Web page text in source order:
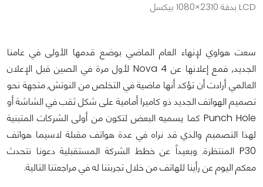
LCD بدقة 2310×1080 بيكسل
سعت هواوي لإنهاء العام الماضي بوضع قدمها الأولى في عامنا
الجديد, فمع إعلانها عن Nova 4 لأول مرة في الصين قبل الإعلان
العالمي أرادت أن تؤكد أنها ماضية في التخلص من النوتش, متجهة نحو
تصميم الهواتف الجديد ذو كاميرا أمامية على شكل ثقب في الشاشة أو
Punch Hole كما يسميه البعض لتكون من أولى الشركات المتبنية
لهذا التصميم والذي قد نراه في عدة هواتف مقبلة لاسيما هواتف
P30 المنتظرة. وبعيداً عن خطط الشركة المستقبلية دعونا نتحدث
معكم اليوم عن رأينا للهاتف من خلال تجربتنا له في مراجعتنا التالية.